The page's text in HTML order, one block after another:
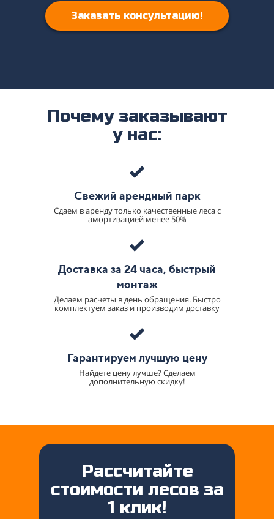
Заказать консультацию!
Почему заказывают
у нас:
Свежий арендный парк
Сдаем в аренду только качественные леса с
амортизацией менее 50%
Доставка за 24 часа, быстрый
монтаж
Делаем расчеты в день обращения. Быстро
комплектуем заказ и производим доставку
Гарантируем лучшую цену
Найдете цену лучше? Сделаем
дополнительную скидку!
Рассчитайте
стоимости лесов за
1 клик!